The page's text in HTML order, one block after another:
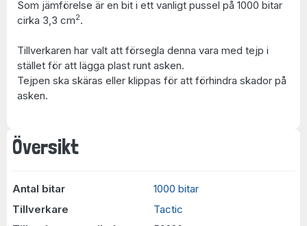
Översikt
Antal bitar
1000 bitar
Tillverkare
Tactic
Som jämförelse är en bit i ett vanligt pussel på 1000 bitar
cirka 3,3 cm2.
Tillverkaren har valt att försegla denna vara med tejp i
stället för att lägga plast runt asken.
Tejpen ska skäras eller klippas för att förhindra skador på
asken.